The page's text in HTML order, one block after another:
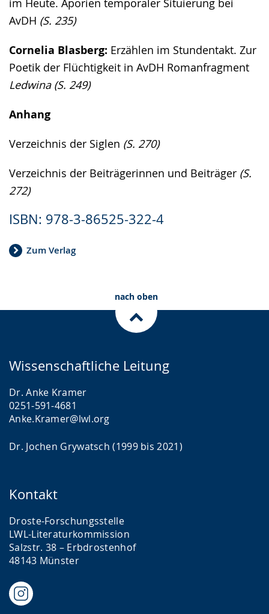
im Heute. Aporien temporaler Situierung bei
AvDH (S. 235)
Cornelia Blasberg: Erzählen im Stundentakt. Zur
Poetik der Flüchtigkeit in AvDH Romanfragment
Ledwina (S. 249)
Anhang
Verzeichnis der Siglen (S. 270)
Verzeichnis der Beiträgerinnen und Beiträger (S.
272)
ISBN: 978-3-86525-322-4
Zum Verlag
nach oben
Wissenschaftliche Leitung
Dr. Anke Kramer
0251-591-4681
Anke.Kramer@lwl.org
Dr. Jochen Grywatsch (1999 bis 2021)
Kontakt
Droste-Forschungsstelle
LWL-Literaturkommission
Salzstr. 38 – Erbdrostenhof
48143 Münster